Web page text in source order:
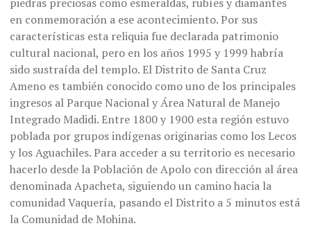
en conmemoración a ese acontecimiento. Por sus
características esta reliquia fue declarada patrimonio
cultural nacional, pero en los años 1995 y 1999 habría
sido sustraída del templo. El Distrito de Santa Cruz
Ameno es también conocido como uno de los principales
ingresos al Parque Nacional y Área Natural de Manejo
Integrado Madidi. Entre 1800 y 1900 esta región estuvo
poblada por grupos indígenas originarias como los Lecos
y los Aguachiles. Para acceder a su territorio es necesario
hacerlo desde la Población de Apolo con dirección al área
denominada Apacheta, siguiendo un camino hacia la
comunidad Vaquería, pasando el Distrito a 5 minutos está
la Comunidad de Mohina.